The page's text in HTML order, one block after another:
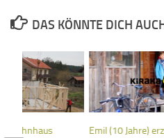
DAS KÖNNTE DICH
Emil (10 Jahre)
Wohnhaus